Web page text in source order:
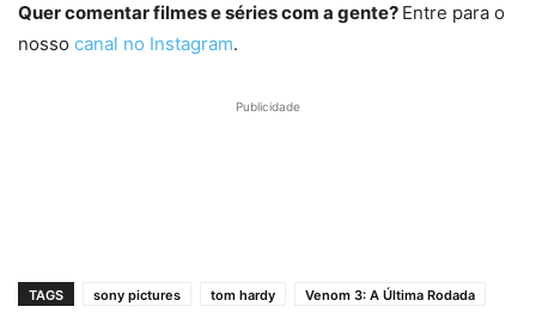
Quer comentar filmes e séries com a gente? Entre para o
nosso canal no Instagram.
Publicidade
TAGS sony pictures tom hardy Venom 3: A Última Rodada